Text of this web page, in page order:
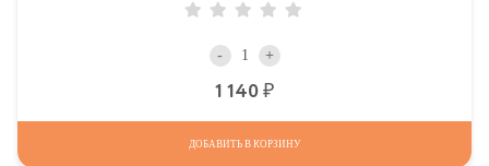
- +
1 140
ДОБАВИТЬ В КОРЗИНУ